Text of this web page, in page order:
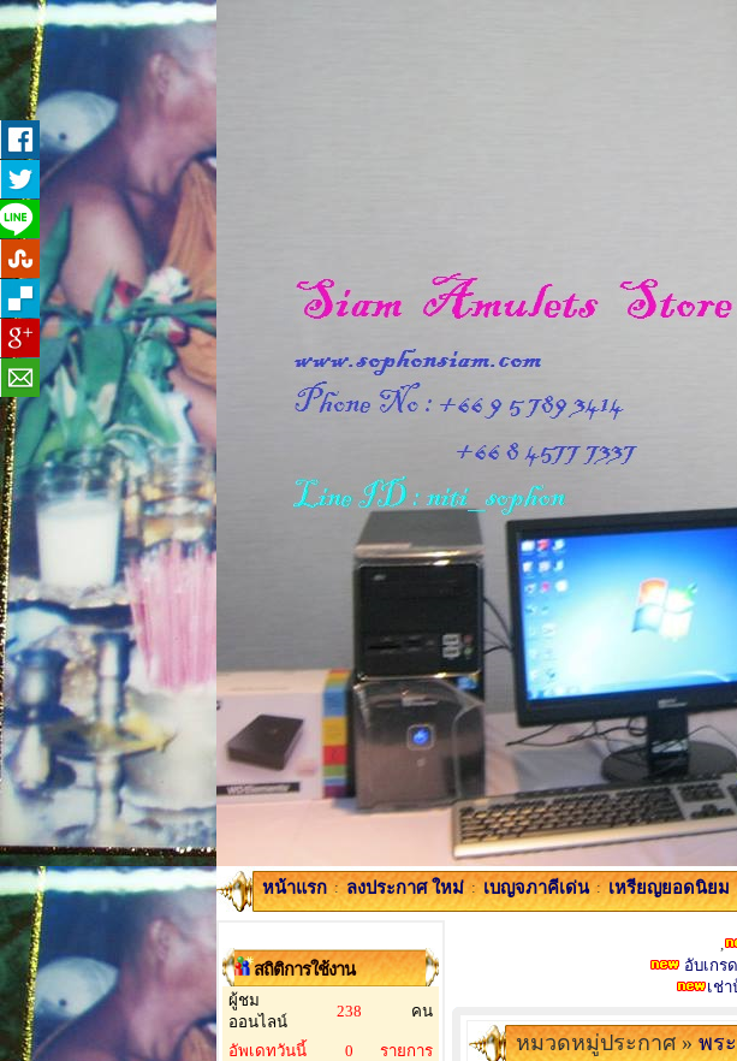
หน้าแรก : ลงประกาศ ใหม่ : เบญจภาคีเด่น : เหรียญยอดนิยม
สถิติการใช้งาน
ผู้ชม
ออนไลน์
238 คน
อัพเดทวันนี้ 0
รายการ
,
อับเกร
เช่
หมวดหมู่ประกาศ »พร